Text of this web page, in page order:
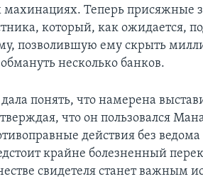
Теперь присяжные
который, как ожидается,
позволившую ему скрыть
несколько банков.
понять, что намерена
что он пользовался
действия без ведома
крайне болезненный
свидетеля станет важным